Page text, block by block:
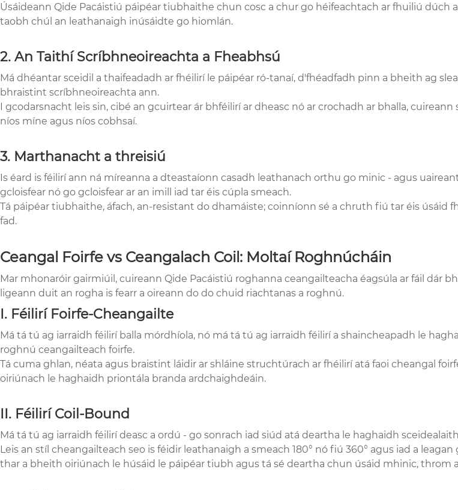
Úsáideann Qide Pacáistiú páipéar tiubhaithe chun cosc ​​a chur go héifeachtach ar fhuiliú
taobh chúl an leathanaigh inúsáidte go hiomlán.
2. An Taithí Scríbhneoireachta a Fheabhsú
Má dhéantar sceidil a thaifeadadh ar fhéilirí le páipéar ró-tanaí, d'fhéadfadh pinn a bheith ag
bhraistint scríbhneoireachta ann.
I gcodarsnacht leis sin, cibé an gcuirtear ár bhféilirí ar dheasc nó ar crochadh ar bhalla,
níos míne agus níos cobhsaí.
3. Marthanacht a threisiú
Is éard is féilirí ann ná míreanna a dteastaíonn casadh leathanach orthu go minic - agus
gcloisfear nó go gcloisfear ar an imill iad tar éis cúpla smeach.
Tá páipéar tiubhaithe, áfach, an-resistant do dhamáiste; coinníonn sé a chruth fiú tar éis úsáid
fad.
Ceangal Foirfe vs Ceangalach Coil: Moltaí Roghnúcháin
Mar mhonaróir gairmiúil, cuireann Qide Pacáistiú roghanna ceangailteacha éagsúla ar fáil dár
ligeann duit an rogha is fearr a oireann do do chuid riachtanas a roghnú.
I. Féilirí Foirfe-Cheangailte
Má tá tú ag iarraidh féilirí balla mórdhíola, nó má tá tú ag iarraidh féilirí a shaincheapadh le
roghnú ceangailteach foirfe.
Tá cuma ghlan, néata agus braistint láidir ar shláine struchtúrach ar fhéilirí atá faoi cheangal
oiriúnach le haghaidh priontála branda ardchaighdeáin.
II. Féilirí Coil-Bound
Má tá tú ag iarraidh féilirí deasc a ordú - go sonrach iad siúd atá deartha le haghaidh
Leis an stíl cheangailteach seo is féidir leathanaigh a smeach 180° nó fiú 360° agus iad a
thar a bheith oiriúnach le húsáid le páipéar tiubh agus tá sé deartha chun úsáid mhinic, throm